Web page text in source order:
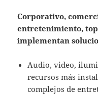
Corporativo,
entretenimiento, top
implementan
Audio, video,
recursos más
complejos de